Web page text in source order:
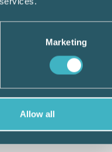
Marketing
Allow all
det